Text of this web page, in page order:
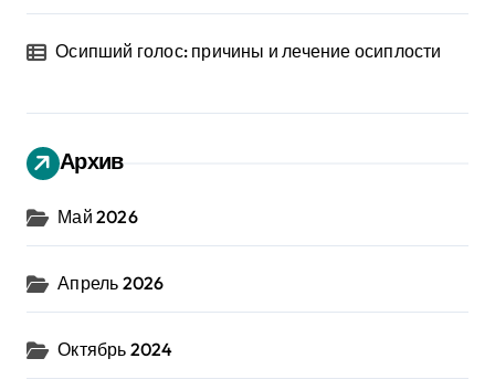
Осипший голос: причины и лечение осиплости
Архив
Май 2026
Апрель 2026
Октябрь 2024